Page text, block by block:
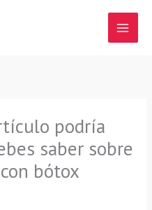
podría
saber sobre
bótox